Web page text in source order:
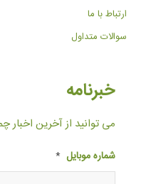
ارتباط با ما
سوالات متداول
خبرنامه
می توانید از آخرین اخبار
شماره موبایل *